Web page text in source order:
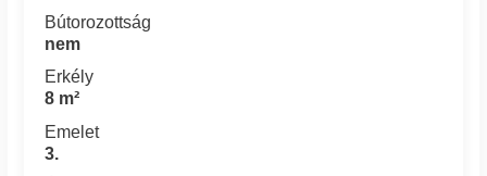
Bútorozottság
nem
Erkély
8 m²
Emelet
3.